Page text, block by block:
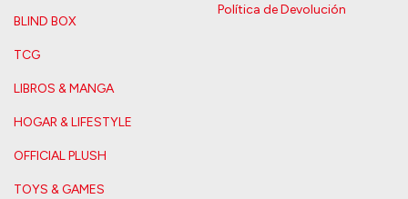
BLIND BOX
TCG
LIBROS & MANGA
HOGAR & LIFESTYLE
OFFICIAL PLUSH
TOYS & GAMES
Política de Devolución